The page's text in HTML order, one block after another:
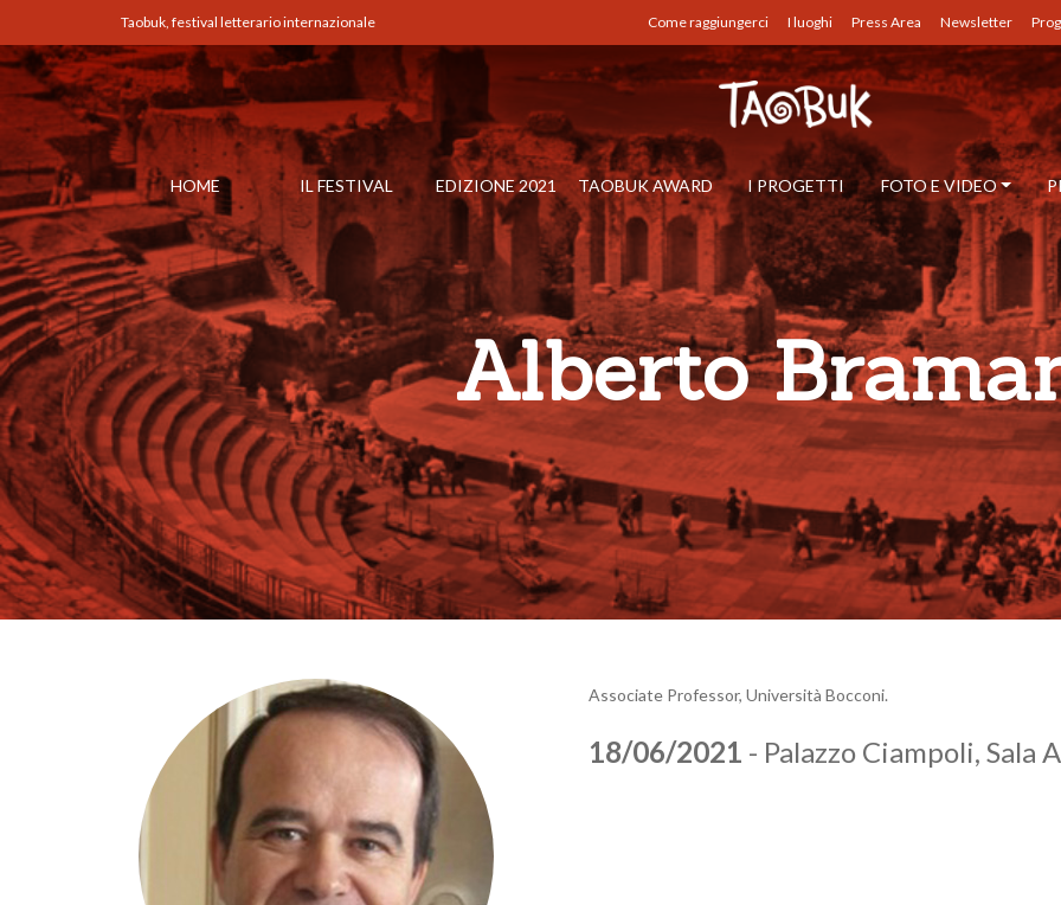
Taobuk, festival letterario internazionale Come raggiungerci I luoghi Press Area Newsletter
HOME IL FESTIVAL EDIZIONE 2021 TAOBUK AWARD I PROGETTI FOTO E VIDEO
Alberto
Associate Professor, Università Bocconi.
18/06/2021 - Palazzo Ciampoli, Sala A